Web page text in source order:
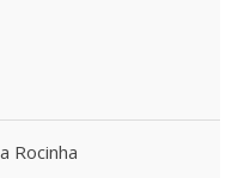
Rocinha